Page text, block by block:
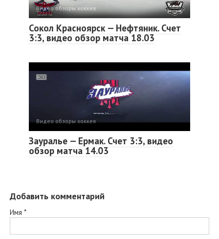
Видео обзоры хоккея
Сокол Красноярск — Нефтяник. Счет
3:3, видео обзор матча 18.03
Видео обзоры хоккея
Зауралье — Ермак. Счет 3:3, видео
обзор матча 14.03
Добавить комментарий
Имя *